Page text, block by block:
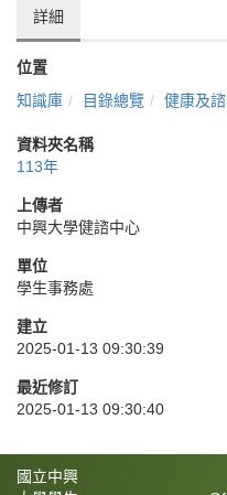
詳細
位置
知識庫
目錄總覽 健康及
資料夾名稱
113年
上傳者
中興大學健諮中心
單位
學生事務處
建立
2025-01-13 09:30:39
最近修訂
2025-01-13 09:30:40
國立中興